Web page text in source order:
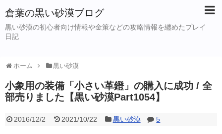
倉葉の黒い砂漠ブログ
黒い砂漠の初心者向け情報や金策などの攻略情報を纏めたプレイ
日記
ホーム 黒い砂漠
小象用の装備「小さい革鐙」の購入に成功 / 全
部売りました【黒い砂漠Part1054】
2016/12/2 2021/10/22 黒い砂漠 5